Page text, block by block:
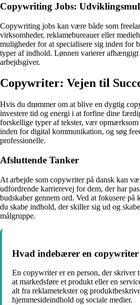
Copywriting Jobs:
Copywriting jobs kan være både som
virksomheder, reklamebureauer eller
muligheder for at specialisere sig inden for
typer af indhold. Lønnen varierer afhængigt
arbejdsgiver.
Copywriter: Vejen til
Hvis du drømmer om at blive en dygtig
investere tid og energi i at forfine dine
forskellige typer af tekster, vær
inden for digital kommunikation, og søg
professionelle.
Afsluttende Tanker
At arbejde som copywriter på dansk kan
udfordrende karrierevej for dem, der har
budskaber gennem ord. Ved at fokusere på
du skabe indhold, der skiller sig ud og
målgruppe.
Hvad indebærer en copywriter
En copywriter er en person, der skriver
at markedsføre et produkt eller en
alt fra reklametekster og
hjemmesideindhold og sociale medier.